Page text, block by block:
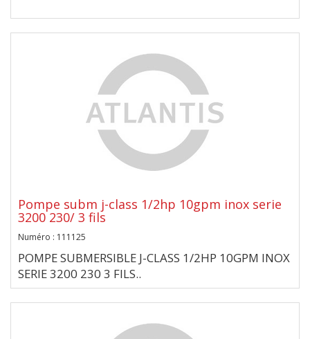
Pompe subm j-class 1/2hp 10gpm inox serie
3200 230/ 3 fils
Numéro : 111125
POMPE SUBMERSIBLE J-CLASS 1/2HP 10GPM INOX
SERIE 3200 230 3 FILS..